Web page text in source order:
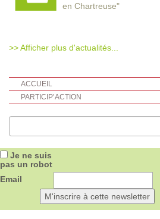
en Chartreuse"
>> Afficher plus d'actualités...
ACCUEIL
PARTICIP’ACTION
Je ne suis
pas un robot
Email